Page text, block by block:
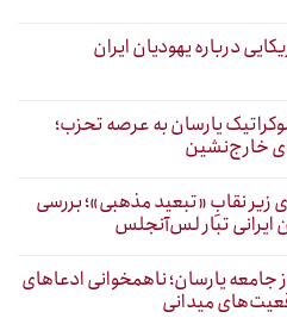
درباره یهودیان ایران
یارسان به عرصه تحزب؛
خارج‌نشین
زیر نقابِ «تبعید مذهبی»؛ بررسی
ایرانی تبار لس‌آنجلس
یارسان؛ ناهمخوانی ادعاهای
میدانی